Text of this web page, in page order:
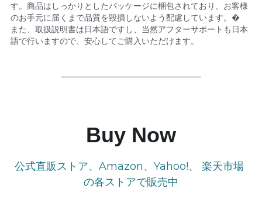
す。商品はしっかりとしたパッケージに梱包されており、お客様
のお手元に届くまで品質を毀損しないよう配慮しています。�
また、取扱説明書は日本語ですし、当然アフターサポートも日本
語で行いますので、安心してご購入いただけます。
Buy Now
公式直販ストア、Amazon、Yahoo!、 楽天市場
の各ストアで販売中